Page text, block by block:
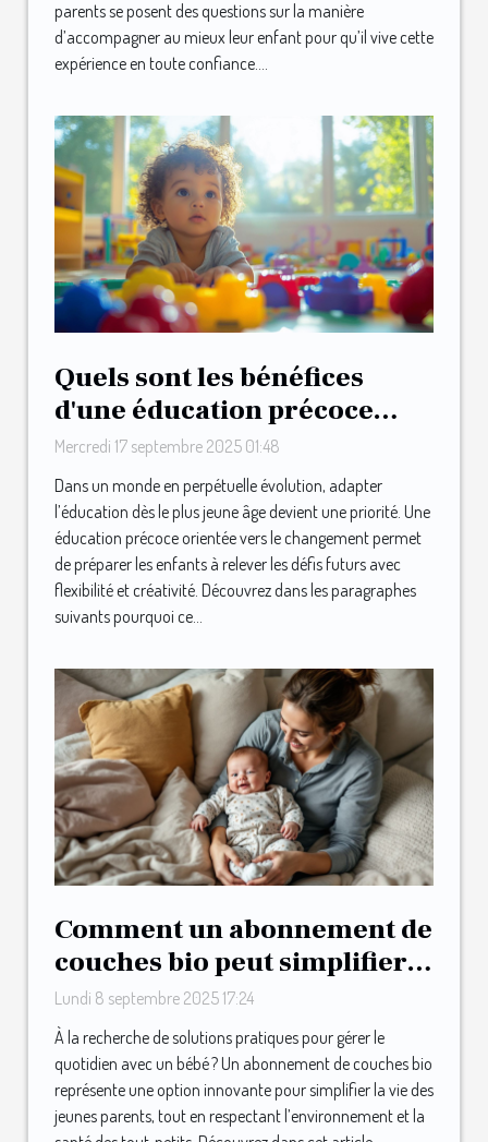
parents se posent des questions sur la manière
d’accompagner au mieux leur enfant pour qu’il vive cette
expérience en toute confiance....
Quels sont les bénéfices
d'une éducation précoce
orientée vers le changement
?
Mercredi 17 septembre 2025 01:48
Dans un monde en perpétuelle évolution, adapter
l’éducation dès le plus jeune âge devient une priorité. Une
éducation précoce orientée vers le changement permet
de préparer les enfants à relever les défis futurs avec
flexibilité et créativité. Découvrez dans les paragraphes
suivants pourquoi ce...
Comment un abonnement de
couches bio peut simplifier
la vie des jeunes parents ?
Lundi 8 septembre 2025 17:24
À la recherche de solutions pratiques pour gérer le
quotidien avec un bébé ? Un abonnement de couches bio
représente une option innovante pour simplifier la vie des
jeunes parents, tout en respectant l’environnement et la